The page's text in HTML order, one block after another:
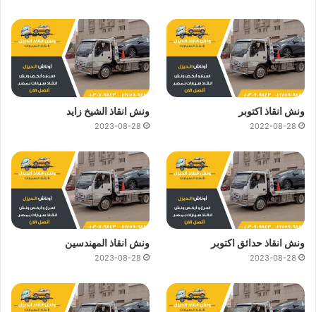
ونش انقاذ اكتوبر
2022-08-28
ونش انقاذ الشيخ زايد
2023-08-28
ونش انقاذ حدائق اكتوبر
2023-08-28
ونش انقاذ المهندسين
2023-08-28